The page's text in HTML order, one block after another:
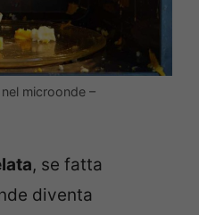
microonde –
, se fatta
diventa